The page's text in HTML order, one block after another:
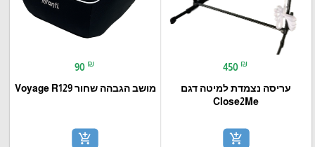
450 ₪
עריסה נצמדת למיטה דגם
Close2Me
add_shopping_cart
90 ₪
מושב הגבהה שחור Voyage R129
add_shopping_cart